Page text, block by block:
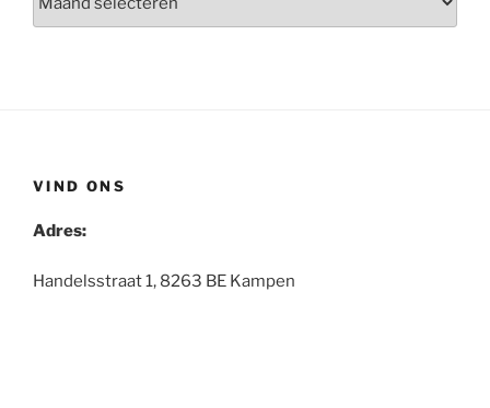
VIND ONS
Adres:
Handelsstraat 1, 8263 BE Kampen